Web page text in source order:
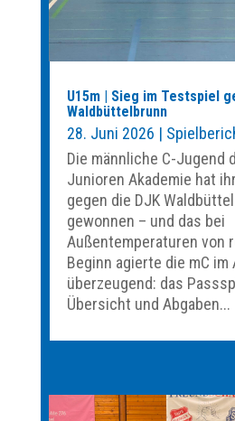
U15m | Sieg im Testspiel
Waldbüttelbrunn
28. Juni 2026 |
Die männliche C-Jugend
Junioren Akademie hat
gegen die DJK
gewonnen – und das bei
Außentemperaturen von
Beginn agierte die mC
überzeugend: das
Übersicht und Abgaben...